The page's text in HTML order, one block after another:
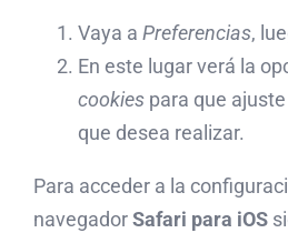
Vaya a Preferencias,
En este lugar verá la
cookies para que
que desea realizar.
Para acceder a la
navegadorSafari para iOS